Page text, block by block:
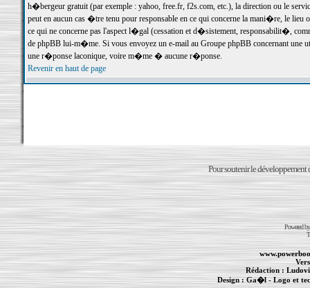
h�bergeur gratuit (par exemple : yahoo, free.fr, f2s.com, etc.), la direction ou le
peut en aucun cas �tre tenu pour responsable en ce qui concerne la mani�re, le
ce qui ne concerne pas l'aspect l�gal (cessation et d�sistement, responsabilit�,
de phpBB lui-m�me. Si vous envoyez un e-mail au Groupe phpBB concernant une
une r�ponse laconique, voire m�me � aucune r�ponse.
Revenir en haut de page
Pour soutenir le développement
Powered
Rédaction :
Design :Ga�l- Logo et